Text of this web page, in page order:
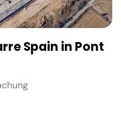
Spain in Pont